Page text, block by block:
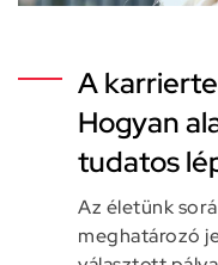
A
Hogyan
tudatos
Az életünk
meghatározó